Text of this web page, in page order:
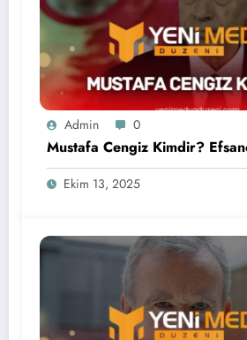
Admin 0
Mustafa Cengiz Kimdir?
Ekim 13, 2025